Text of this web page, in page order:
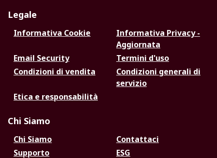
Legale
Informativa Cookie
Informativa Privacy -
Aggiornata
Email Security
Termini d'uso
Condizioni di vendita
Condizioni generali di
servizio
Etica e responsabilità
Chi Siamo
Chi Siamo
Contattaci
Supporto
ESG